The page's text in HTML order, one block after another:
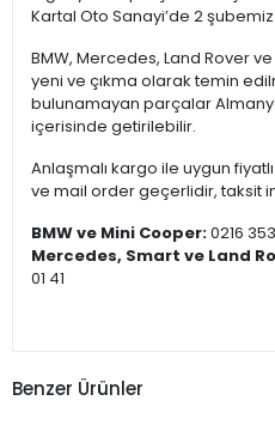
Kartal Oto Sanayi’de 2
BMW, Mercedes, Land Rover
yeni ve çıkma olarak temin
bulunamayan parçalar
içerisinde getirilebilir.
Anlaşmalı kargo ile uygun
ve mail order geçerlidir, taksit
BMW ve Mini Cooper:0216
Mercedes, Smart ve Land
01 41
Benzer Ürünler